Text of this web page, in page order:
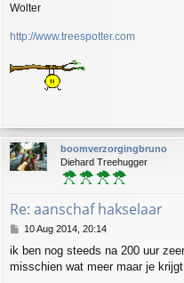
Wolter
http://www.treespotter.com
boomverzorgingbruno
Diehard Treehugger
Re: aanschaf hakselaar
P
s
t
10 Aug 2014, 20:14
ik ben nog steeds na 200 uur
misschien wat meer maar je krijgt